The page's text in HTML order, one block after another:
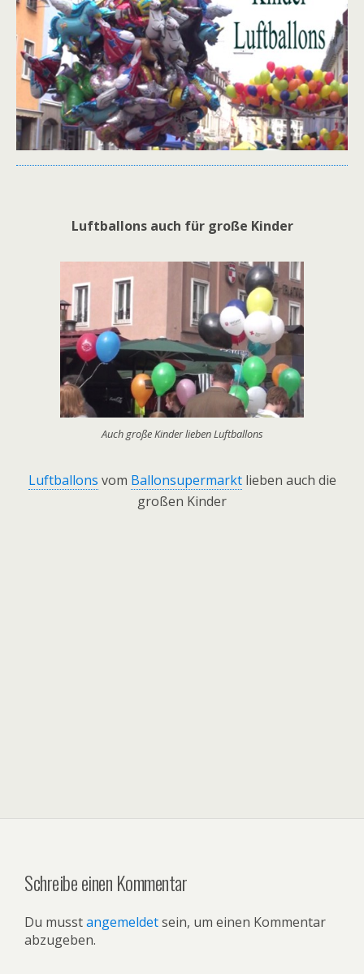
Luftballons auch für große Kinder
Auch große Kinder lieben Luftballons
Luftballons vom Ballonsupermarktlieben auch die
großen Kinder
Schreibe einen Kommentar
Du musstangemeldetsein, um einen Kommentar
abzugeben.